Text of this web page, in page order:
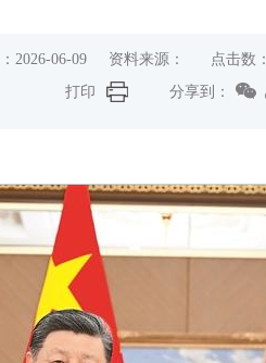
：2026-06-09 资料来源： 点击数：
打印
分享到：